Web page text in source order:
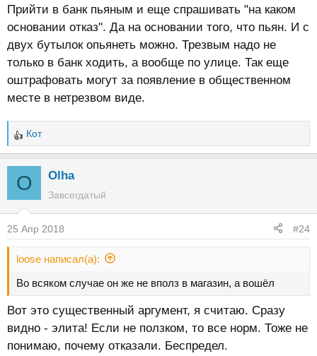
Прийти в банк пьяным и еще спрашивать "на каком
основании отказ". Да на основании того, что пьян. И с
двух бутылок опьянеть можно. Трезвым надо не
только в банк ходить, а вообще по улице. Так еще
оштрафовать могут за появление в общественном
месте в нетрезвом виде.
Р
е
ц
и
и
:
Кот
O Olha
Завсегдатый
25 Апр 2018 #24
loose написал(а):
Во всяком случае он же не вполз в магазин, а вошёл
Вот это существенный аргумент, я считаю. Сразу
видно - элита! Если не ползком, то все норм. Тоже не
понимаю, почему отказали. Беспредел.